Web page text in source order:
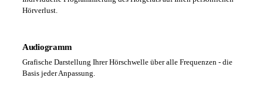
Hörverlust.
Audiogramm
Grafische Darstellung Ihrer Hörschwelle über alle Frequenzen - die
Basis jeder Anpassung.